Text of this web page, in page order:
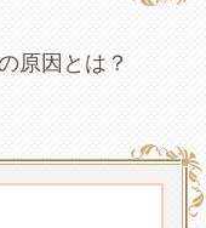
原因とは？